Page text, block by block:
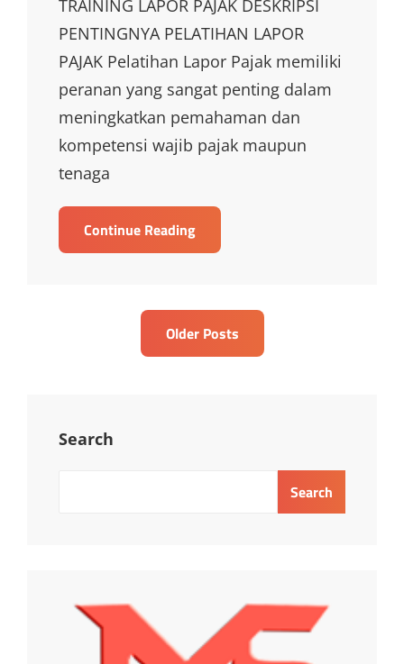
TRAINING LAPOR PAJAK DESKRIPSI
PENTINGNYA PELATIHAN LAPOR
PAJAK Pelatihan Lapor Pajak memiliki
peranan yang sangat penting dalam
meningkatkan pemahaman dan
kompetensi wajib pajak maupun
tenaga
Continue ReadingTRAINING
LAPOR
Older Posts
Search
Search